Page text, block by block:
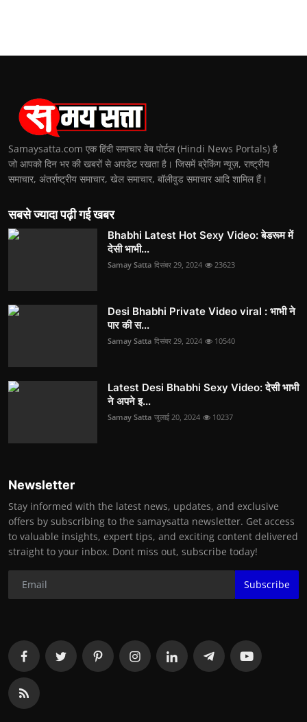
Samaysatta.com एक हिंदी समाचार वेब पोर्टल (Hindi News Portals) है
जो आपको दिन भर की खबरों से अपडेट रखता है। जिसमें ब्रेकिंग न्यूज़, राष्ट्रीय
समाचार, अंतर्राष्ट्रीय समाचार, खेल समाचार, बॉलीवुड समाचार आदि शामिल हैं।
सबसे ज्यादा पढ़ी गई खबर
Bhabhi Latest Hot Sexy Video: बेडरूम में
देसी भाभी...
Samay Satta दिसंबर 29, 2024 23623
Desi Bhabhi Private Video viral : भाभी ने
पार की स...
Samay Satta दिसंबर 29, 2024 10540
Latest Desi Bhabhi Sexy Video: देसी भाभी
ने अपने इ...
Samay Satta जुलाई 20, 2024 10237
Newsletter
Stay informed with the latest news, updates, and exclusive
offers by subscribing to the samaysatta newsletter. Get access
to valuable insights, expert tips, and exciting content delivered
straight to your inbox. Dont miss out, subscribe today!
Subscribe